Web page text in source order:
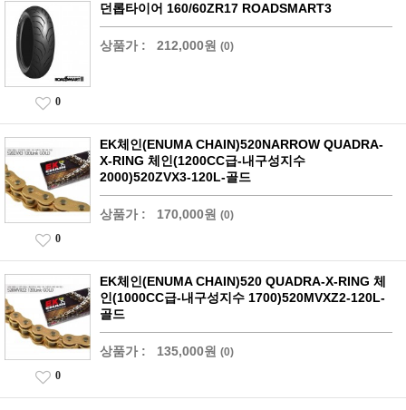
던롭타이어 160/60ZR17 ROADSMART3
상품가 : 212,000원 (0)
0
EK체인(ENUMA CHAIN)520NARROW QUADRA-
X-RING 체인(1200CC급-내구성지수
2000)520ZVX3-120L-골드
상품가 : 170,000원 (0)
0
EK체인(ENUMA CHAIN)520 QUADRA-X-RING 체
인(1000CC급-내구성지수 1700)520MVXZ2-120L-
골드
상품가 : 135,000원 (0)
0